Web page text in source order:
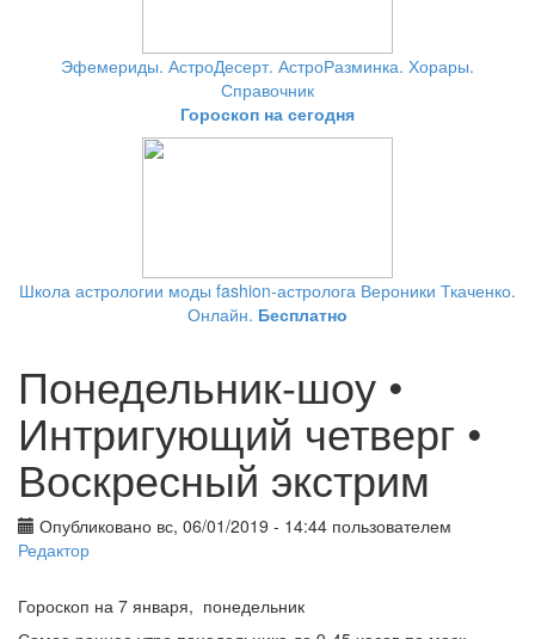
Эфемериды. АстроДесерт. АстроРазминка. Хорары.
Справочник
Гороскоп на сегодня
Школа астрологии моды fashion-астролога Вероники Ткаченко.
Онлайн. Бесплатно
Понедельник-шоу •
Интригующий четверг •
Воскресный экстрим
Опубликовано вс, 06/01/2019 - 14:44 пользователем
Редактор
Гороскоп на 7 января, понедельник